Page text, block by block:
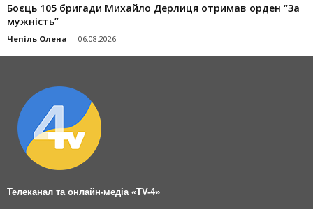
Боєць 105 бригади Михайло Дерлиця отримав орден “За
мужність”
Чепіль Олена - 06.08.2026
Телеканал та онлайн-медіа «TV-4»